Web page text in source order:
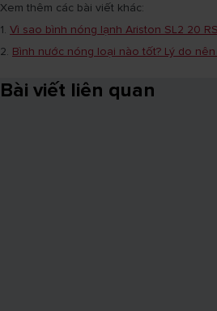
Xem thêm các bài viết khác:
1. Vì sao bình nóng lạnh Ariston SL2 20
2. Bình nước nóng loại nào tốt? Lý do
Bài viết liên quan